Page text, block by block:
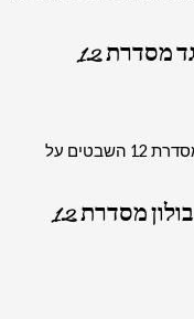
2748 – תמונה של של שבט גד מסדרת 12
2747 – תמונה של של שבט זבולון מסדרת 12